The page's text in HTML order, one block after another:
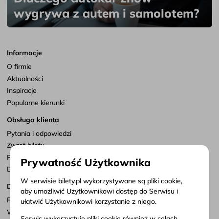
wygrywa z autem i samolotem?
Informacje
O firmie
Aktualności
Inspiracje
Popularne kierunki
Obsługa klienta
Pytania i odpowiedzi
Zwrot biletu
Punkty sprzedaży
Dostosuj zgody
Dokumenty
Regulamin serwisu
Warunki przewozu
Prywatność Użytkownika
W serwisie bilety.pl wykorzystywane są pliki cookie,
aby umożliwić Użytkownikowi dostęp do Serwisu i
ułatwić Użytkownikowi korzystanie z niego.